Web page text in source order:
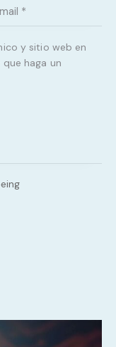
y sitio web en
haga un